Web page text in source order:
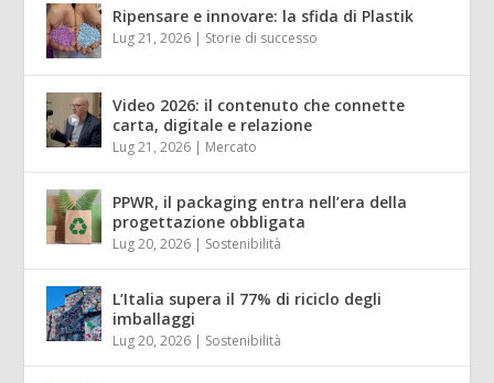
Ripensare e innovare: la sfida di Plastik
Lug 21, 2026 | Storie di successo
Video 2026: il contenuto che connette
carta, digitale e relazione
Lug 21, 2026 | Mercato
PPWR, il packaging entra nell’era della
progettazione obbligata
Lug 20, 2026 | Sostenibilità
L’Italia supera il 77% di riciclo degli
imballaggi
Lug 20, 2026 | Sostenibilità